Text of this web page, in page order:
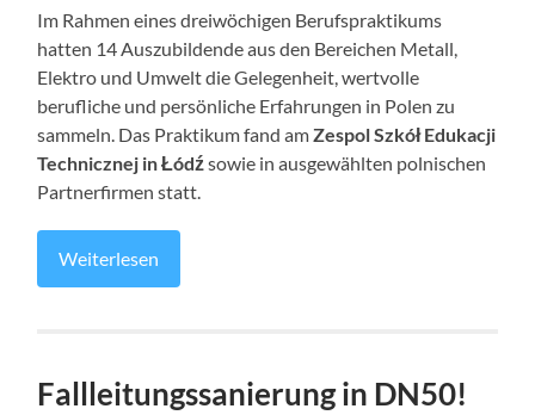
Im Rahmen eines dreiwöchigen Berufspraktikums
hatten 14 Auszubildende aus den Bereichen Metall,
Elektro und Umwelt die Gelegenheit, wertvolle
berufliche und persönliche Erfahrungen in Polen zu
sammeln. Das Praktikum fand amZespol Szkół Edukacji
Technicznej in Łódź sowie in ausgewählten polnischen
Partnerfirmen statt.
Weiterlesen
Fallleitungssanierung in DN50!